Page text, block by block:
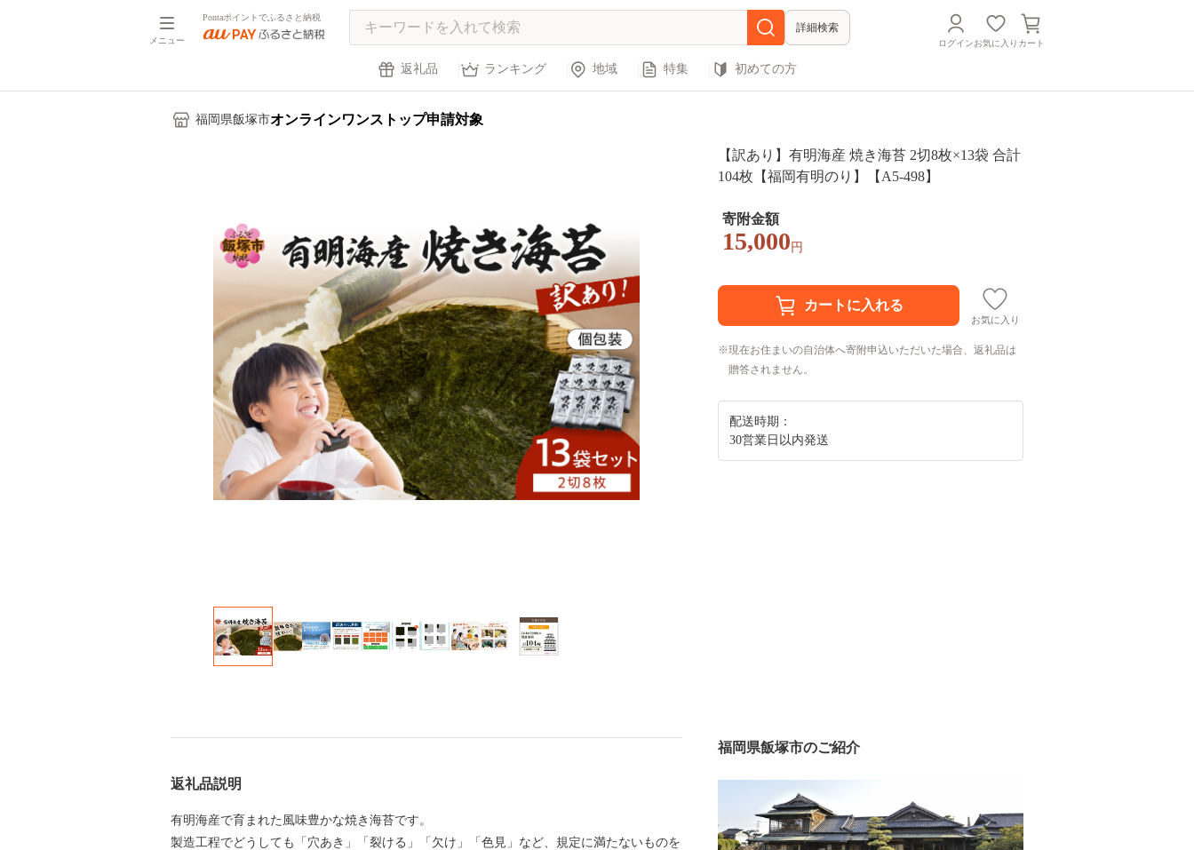
メニュー
Pontaポイントでふるさと納税
詳細検索
ログインお気に入り カート
返礼品 ランキング 地域 特集 初めての方
福岡県飯塚市オンラインワンストップ申請対象
【訳あり】有明海産 焼き海苔 2切8枚×13袋 合計
104枚【福岡有明のり】【A5-498】
寄附金額
15,000 円
お気に入り
現在お住まいの自治体へ寄附申込いただいた場合、返礼品は
贈答されません。
配送時期：
30営業日以内発送
返礼品説明
有明海産で育まれた風味豊かな焼き海苔です。
製造工程でどうしても「穴あき」「裂ける」「欠け」「色見」など、規定に満たないものを
福岡県飯塚市のご紹介